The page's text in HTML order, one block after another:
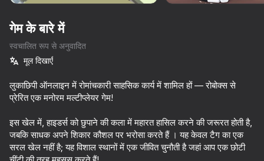
Keyboard Escape: +1 Speed
95
Obby: +1 Speed Keyboard Escape
90
Slap Aura
84
Parkour
85
गेम के बारे में
स्वचालित रूप से अनुवादित
मूल दिखाएँ
लुकाछिपी ऑनलाइन में रोमांचकारी साहसिक कार्य में शामिल हों — रोबोक्स से
प्रेरित एक मनोरम मल्टीप्लेयर गेम!
इस खेल में, हाइडर्स को छुपाने की कला में महारत हासिल करने की जरूरत होती है,
जबकि साधक अपने शिकार कौशल पर भरोसा करते हैं । यह केवल टैग का एक
सरल खेल नहीं है; यह विशाल स्थानों में एक जीवित चुनौती है जहां आप एक छोटी